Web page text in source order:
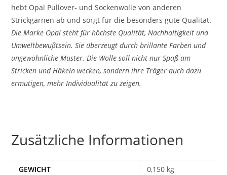
hebt Opal Pullover- und Sockenwolle von anderen
Strickgarnen ab und sorgt für die besonders gute Qualität.
Die Marke Opal steht für höchste Qualität, Nachhaltigkeit und
Umweltbewußtsein. Sie überzeugt durch brillante Farben und
ungewöhnliche Muster. Die Wolle soll nicht nur Spaß am
Stricken und Häkeln wecken, sondern ihre Träger auch dazu
ermutigen, mehr Individualität zu zeigen.
Zusätzliche Informationen
GEWICHT
0,150 kg